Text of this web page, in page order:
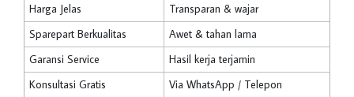
Harga Jelas
Transparan & wajar
Sparepart Berkualitas
Awet & tahan lama
Garansi Service
Hasil kerja terjamin
Konsultasi Gratis
Via WhatsApp / Telepon